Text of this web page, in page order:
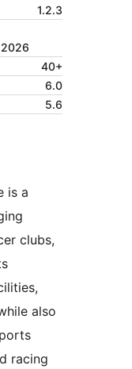
1.2.3
2026
40+
6.0
5.6
is a
clubs,
also
racing